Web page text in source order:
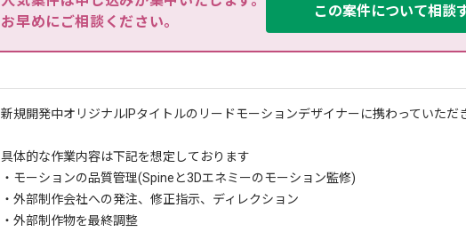
お早めにご相談ください。
この案件について相談
新規開発中オリジナルIPタイトルのリードモーションデザイナーに携わっていただ
具体的な作業内容は下記を想定しております
・モーションの品質管理(Spineと3Dエネミーのモーション監修)
・外部制作会社への発注、修正指示、ディレクション
・外部制作物を最終調整